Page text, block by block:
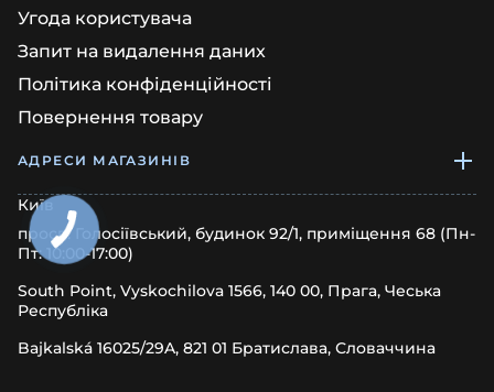
Угода користувача
Запит на видалення даних
Політика конфіденційності
Повернення товару
АДРЕСИ МАГАЗИНІВ
Київ
просп. Голосіївський, будинок 92/1, приміщення 68 (Пн-
Пт: 10:00-17:00)
South Point, Vyskochilova 1566, 140 00, Прага, Чеська
Республіка
Bajkalská 16025/29A, 821 01 Братислава, Словаччина